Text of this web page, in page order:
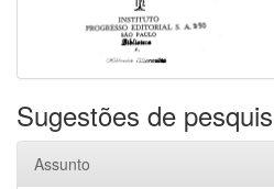
Sugestões de
Assunto